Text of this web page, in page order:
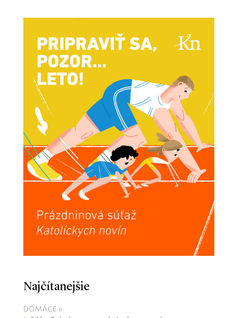
Najčítanejšie
DOMÁCE